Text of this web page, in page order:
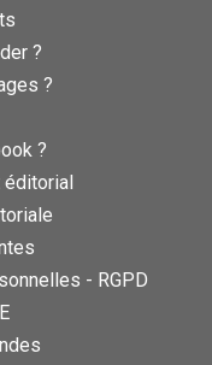
?
?
?
- RGPD